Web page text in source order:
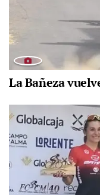
La Bañeza